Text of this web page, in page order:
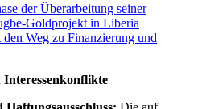
der Überarbeitung seiner
Goldprojekt in Liberia
den Weg zu Finanzierung und